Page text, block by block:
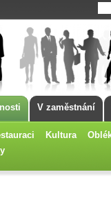
V zaměstnání
Kultura